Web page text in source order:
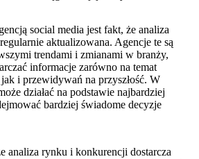
social media ⁤jest fakt, że analiza⁤
aktualizowana. Agencje te są
trendami i ⁢zmianami w branży,
informacje zarówno na temat
i przewidywań na‍ przyszłość. W
działać na podstawie najbardziej
bardziej świadome decyzje
​analiza rynku i konkurencji dostarcza